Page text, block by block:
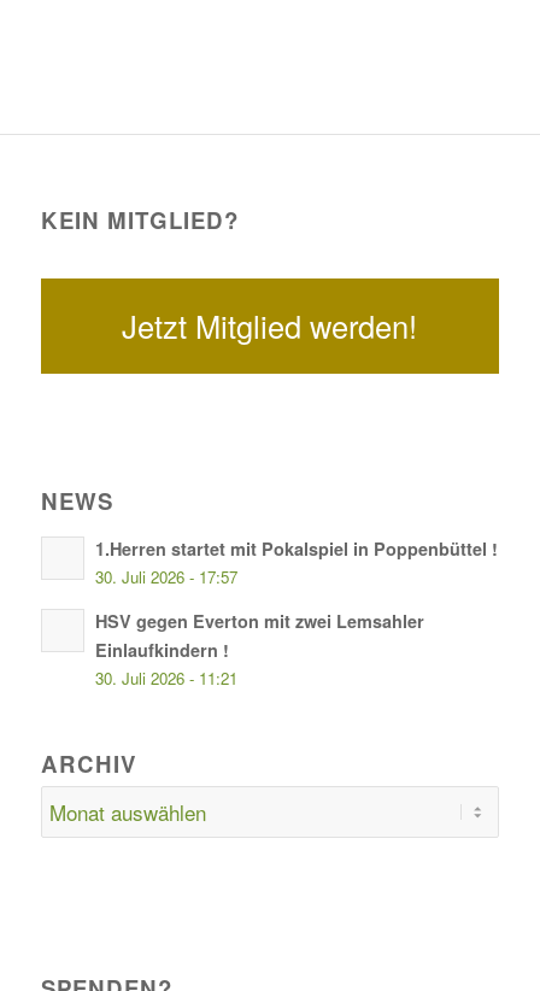
KEIN MITGLIED?
Jetzt Mitglied werden!
NEWS
1.Herren startet mit Pokalspiel in Poppenbüttel !
30. Juli 2026 - 17:57
HSV gegen Everton mit zwei Lemsahler
Einlaufkindern !
30. Juli 2026 - 11:21
ARCHIV